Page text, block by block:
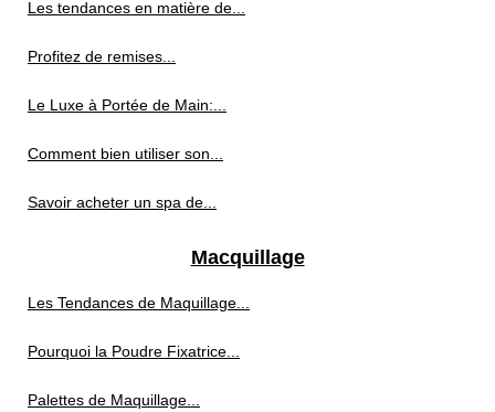
Les tendances en matière de...
Profitez de remises...
Le Luxe à Portée de Main:...
Comment bien utiliser son...
Savoir acheter un spa de...
Macquillage
Les Tendances de Maquillage...
Pourquoi la Poudre Fixatrice...
Palettes de Maquillage...